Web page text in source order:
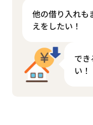
他の借り入れも
えをしたい！
でき
い！